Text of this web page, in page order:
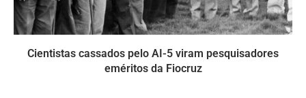
Cientistas cassados pelo AI-5 viram pesquisadores
eméritos da Fiocruz